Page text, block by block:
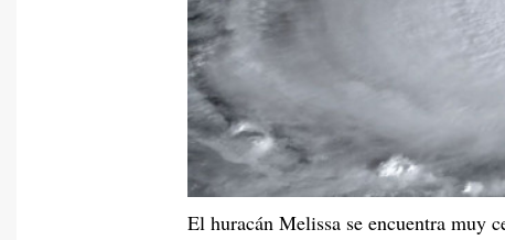
El huracán Melissa se encuentra muy